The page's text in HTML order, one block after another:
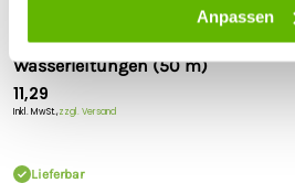
Anpassen
Lister Alu-Klebeband für
Wasserleitungen (50 m)
11,29
Inkl. MwSt.,zzgl. Versand
Lieferbar